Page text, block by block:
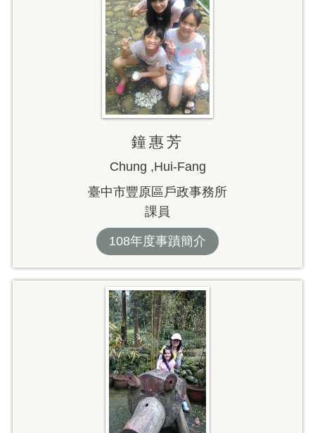
鐘惠芳
Chung ,Hui-Fang
臺中市豐原區戶政事務所
課員
108年度事蹟簡介